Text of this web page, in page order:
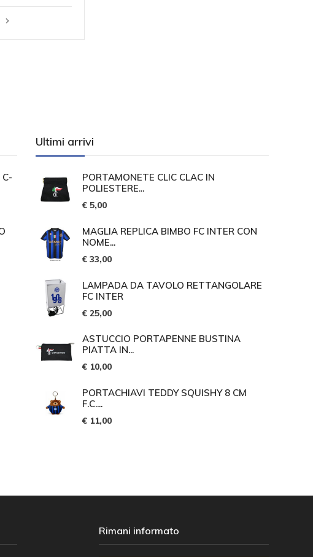
C-
Ultimi arrivi
PORTAMONETE CLIC CLAC IN
POLIESTERE...
€ 5,00
MAGLIA REPLICA BIMBO FC INTER CON
NOME...
€ 33,00
LAMPADA DA TAVOLO RETTANGOLARE
FC INTER
€ 25,00
ASTUCCIO PORTAPENNE BUSTINA
PIATTA IN...
€ 10,00
PORTACHIAVI TEDDY SQUISHY 8 CM
F.C....
€ 11,00
Rimani informato